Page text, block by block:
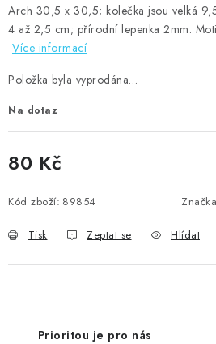
Arch 30,5 x 30,5; kolečka jsou velká
4 až 2,5 cm; přírodní lepenka 2mm.
Více informací
Položka byla vyprodána…
Na dotaz
80 Kč
Kód zboží: 89854
Tisk Zeptat se Hlídat
Prioritou je pro nás